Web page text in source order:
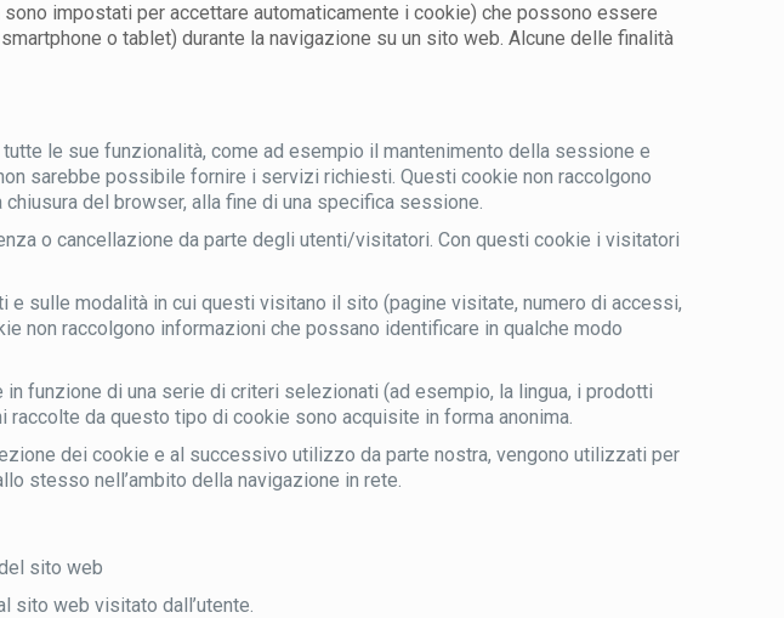
impostati per accettare automaticamente i cookie) che possono essere
o tablet) durante la navigazione su un sito web. Alcune delle finalità
le sue funzionalità, come ad esempio il mantenimento della sessione e
sarebbe possibile fornire i servizi richiesti. Questi cookie non raccolgono
del browser, alla fine di una specifica sessione.
o cancellazione da parte degli utenti/visitatori. Con questi cookie i visitatori
sulle modalità in cui questi visitano il sito (pagine visitate, numero di accessi,
non raccolgono informazioni che possano identificare in qualche modo
funzione di una serie di criteri selezionati (ad esempio, la lingua, i prodotti
da questo tipo di cookie sono acquisite in forma anonima.
dei cookie e al successivo utilizzo da parte nostra, vengono utilizzati per
stesso nell’ambito della navigazione in rete.
sito web
sito web visitato dall’utente.